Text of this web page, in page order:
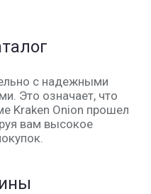
с надежными
Это означает, что
Kraken Onion прошел
вам высокое